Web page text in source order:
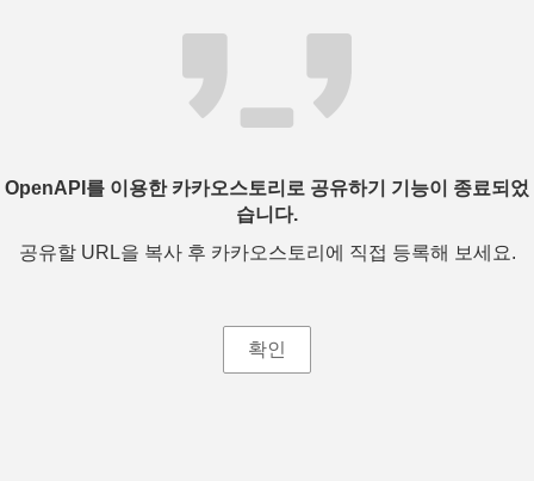
OpenAPI를 이용한 카카오스토리로 공유하기 기능이 종료되었
습니다.
공유할 URL을 복사 후 카카오스토리에 직접 등록해 보세요.
확인